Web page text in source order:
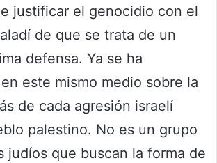
justificar el genocidio con el
de que se trata de un
defensa. Ya se ha
este mismo medio sobre la
de cada agresión israelí
palestino. No es un grupo
judíos que buscan la forma de